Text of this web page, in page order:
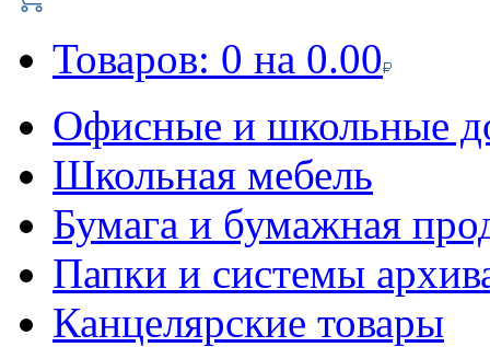
Товаров: 0 на 0.00
Офисные и школьные
Школьная мебель
Бумага и бумажная
Папки и системы
Канцелярские товары